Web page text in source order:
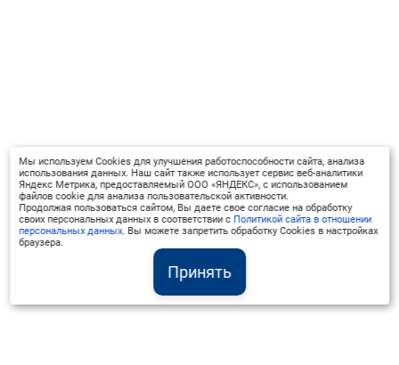
Принять
Мы используем Cookies для улучшения работоспособности сайта, анализа
использования данных. Наш сайт также использует сервис веб-аналитики
Яндекс Метрика, предоставляемый ООО «ЯНДЕКС», с использованием
файлов cookie для анализа пользовательской активности.
Продолжая пользоваться сайтом, Вы даете свое согласие на обработку
своих персональных данных в соответствии с Политикой сайта в отношении
персональных данных. Вы можете запретить обработку Cookies в настройках
браузера.